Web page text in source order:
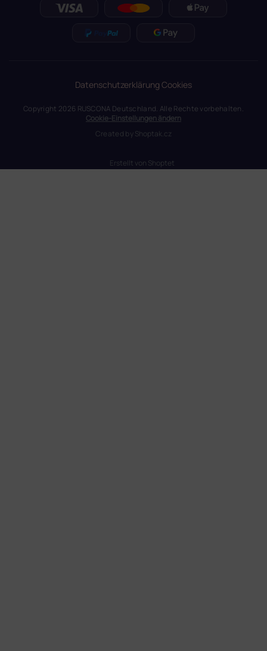
DatenschutzerklärungCookies
Erstellt von Shoptet
Copyright 2026 RUSCONA Deutschland. Alle Rechte vorbehalten.
Cookie-Einstellungen ändern
Created byShoptak.cz